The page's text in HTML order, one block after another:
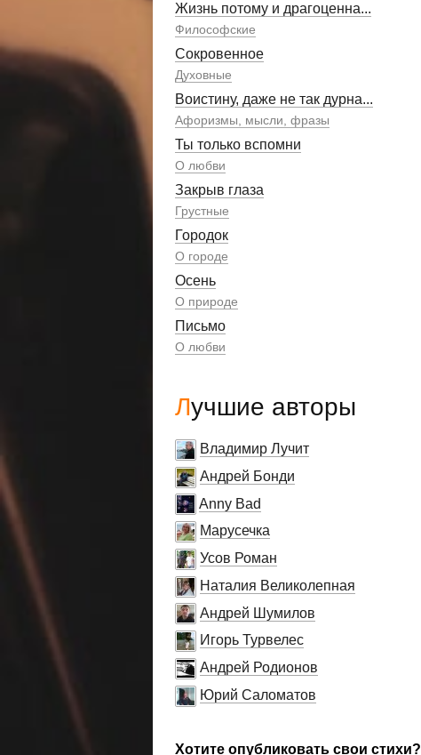
Жизнь потому и драгоценна...
Философские
Сокровенное
Духовные
Воистину, даже не так дурна...
Афоризмы, мысли, фразы
Ты только вспомни
О любви
Закрыв глаза
Грустные
Городок
О городе
Осень
О природе
Письмо
О любви
Лучшие авторы
Владимир Лучит
Андрей Бонди
Anny Bad
Марусечка
Усов Роман
Наталия Великолепная
Андрей Шумилов
Игорь Турвелес
Андрей Родионов
Юрий Саломатов
Хотите опубликовать свои стихи?